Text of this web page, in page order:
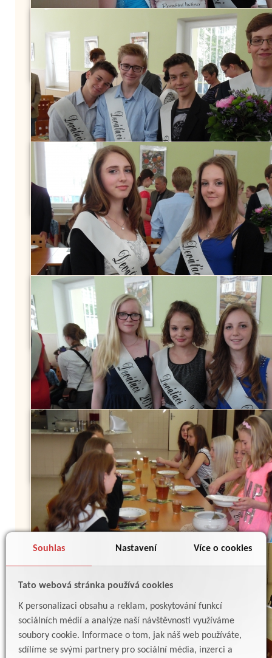
Souhlas Nastavení Více o cookies
Tato webová stránka používá cookies
K personalizaci obsahu a reklam, poskytování funkcí
sociálních médií a analýze naší návštěvnosti využíváme
soubory cookie. Informace o tom, jak náš web používáte,
sdílíme se svými partnery pro sociální média, inzerci a